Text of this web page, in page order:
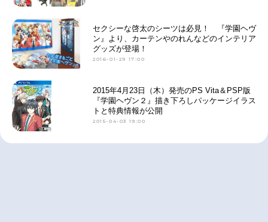
セクシーな啓太のシーツは必見！ 『学園ヘヴ
ン』より、カーテンやのれんなどのインテリア
グッズが登場！
2016-01-29 17:00
2015年4月23日（木）発売のPS Vita＆PSP版
『学園ヘヴン２』描き下ろしパッケージイラス
トと特典情報が公開
2015-04-03 19:00